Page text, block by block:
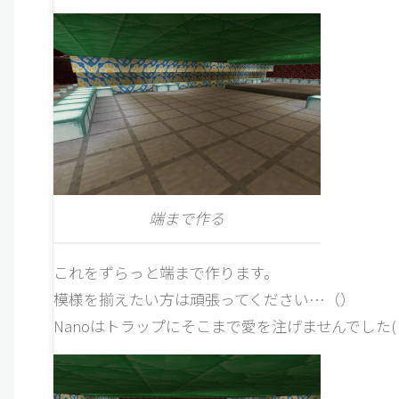
端まで作る
これをずらっと端まで作ります。
模様を揃えたい方は頑張ってください…（）
Nanoはトラップにそこまで愛を注げませんでし